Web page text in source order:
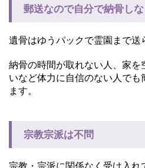
郵送なので自分で納骨し
遺骨はゆうパックで霊園まで送
納骨の時間が取れない人、家
いなど体力に自信のない人でも
ます。
宗教宗派は不問